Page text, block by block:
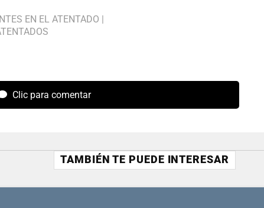
EN EL ATENTADO |
Clic para comentar
TAMBIÉN TE PUEDE INTERESAR